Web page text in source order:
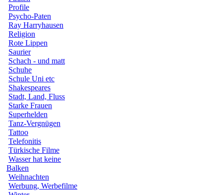
Profile
Psycho-Paten
Ray Harryhausen
Religion
Rote Lippen
Saurier
Schach - und matt
Schuhe
Schule Uni etc
Shakespeares
Stadt, Land, Fluss
Starke Frauen
Superhelden
Tanz-Vergnügen
Tattoo
Telefonitis
Türkische Filme
Wasser hat keine
Balken
Weihnachten
Werbung, Werbefilme